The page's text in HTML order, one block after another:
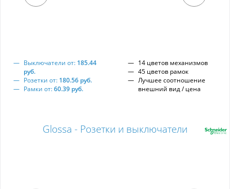
Выключатели от: 185.44
руб.
Розетки от: 180.56 руб.
Рамки от:60.39 руб.
14 цветов механизмов
45 цветов рамок
Лучшее соотношение
внешний вид / цена
Glossa - Розетки и выключатели